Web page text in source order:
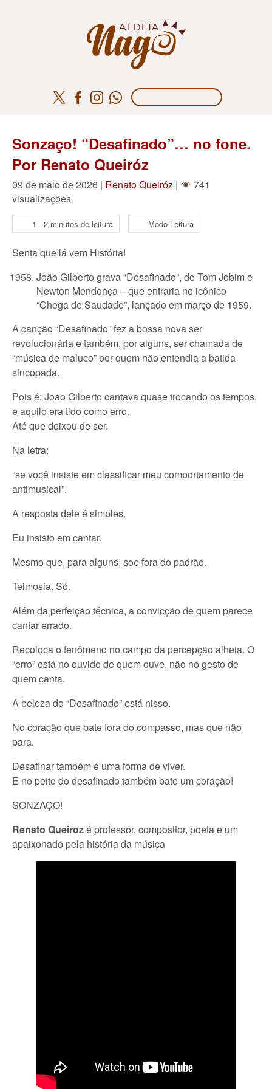
Sonzaço! “Desafinado”… no fone.
Por Renato Queiróz
09 de maio de 2026 | Renato Queiróz |
741
visualizações
1 - 2 minutos de leitura Modo Leitura
Senta que lá vem História!
João Gilberto grava “Desafinado”, de Tom Jobim e
Newton Mendonça – que entraria no icônico
“Chega de Saudade”, lançado em março de 1959.
A canção “Desafinado” fez a bossa nova ser
revolucionária e também, por alguns, ser chamada de
“música de maluco” por quem não entendia a batida
sincopada.
Pois é: João Gilberto cantava quase trocando os tempos,
e aquilo era tido como erro.
Até que deixou de ser.
Na letra:
“se você insiste em classificar meu comportamento de
antimusical”.
A resposta dele é simples.
Eu insisto em cantar.
Mesmo que, para alguns, soe fora do padrão.
Teimosia. Só.
Além da perfeição técnica, a convicção de quem parece
cantar errado.
Recoloca o fenômeno no campo da percepção alheia. O
“erro” está no ouvido de quem ouve, não no gesto de
quem canta.
A beleza do “Desafinado” está nisso.
No coração que bate fora do compasso, mas que não
para.
Desafinar também é uma forma de viver.
E no peito do desafinado também bate um coração!
SONZAÇO!
Renato Queirozé professor, compositor, poeta e um
apaixonado pela história da música